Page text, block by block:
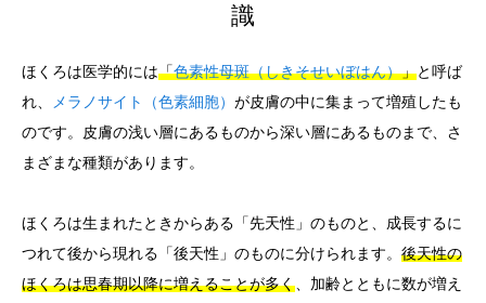
識
ほくろは医学的には「色素性母斑（しきそせいぼはん）」と呼ば
れ、
メラノサイト（色素細胞） が皮膚の中に集まって増殖したも
のです。皮膚の浅い層にあるものから深い層にあるものまで、さ
まざまな種類があります。
ほくろは生まれたときからある「先天性」のものと、成長するに
つれて後から現れる「後天性」のものに分けられます。 後天性の
ほくろは思春期以降に増えることが多く 、加齢とともに数が増え